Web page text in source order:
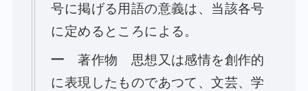
号に掲げる用語の意義は、当該各号
に定めるところによる。
一 著作物 思想又は感情を創作的
に表現したものであつて、文芸、学